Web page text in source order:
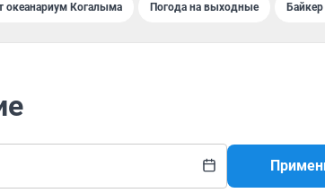
океанариум Когалыма Погода на выходные